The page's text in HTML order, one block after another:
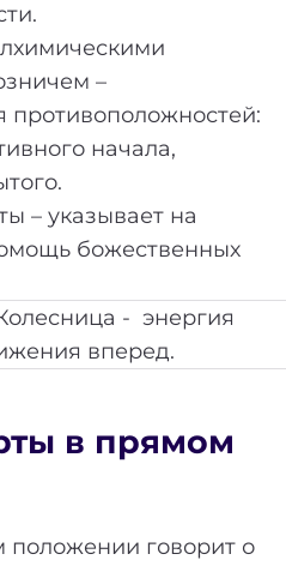
–
противоположностей:
начала,
– указывает на
божественных
в прямом
положении говорит о